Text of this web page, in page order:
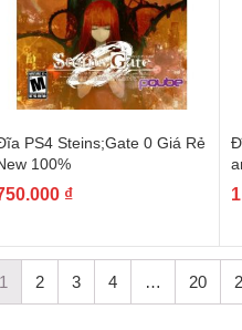
PS4 Steins;Gate 0 Giá Rẻ
100%
₫
1 2 3 4 … 20